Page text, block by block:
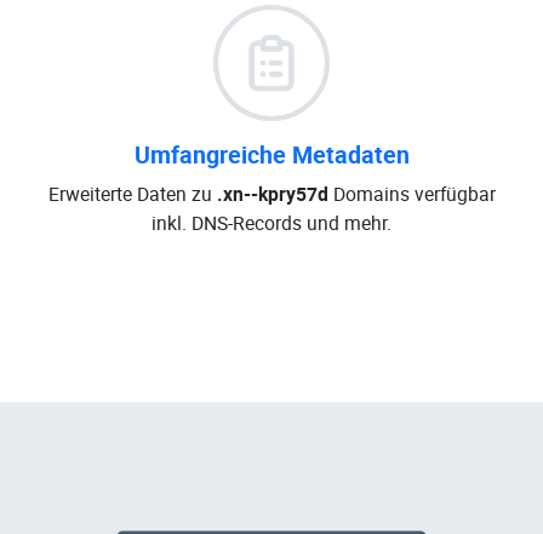
Umfangreiche Metadaten
Erweiterte Daten zu .xn--kpry57d Domains verfügbar
inkl. DNS-Records und mehr.